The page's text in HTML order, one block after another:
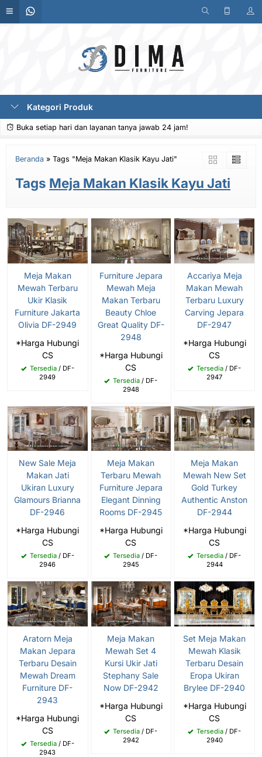
Kategori Produk
Buka setiap hari dan layanan tanya jawab 24 jam!
Beranda » Tags "Meja Makan Klasik Kayu Jati"
Tags Meja Makan Klasik Kayu Jati
Meja Makan
Mewah Terbaru
Ukir Klasik
Furniture Jakarta
Olivia DF-2949
*Harga Hubungi
CS
Tersedia/ DF-
2949
Furniture Jepara
Mewah Meja
Makan Terbaru
Beauty Chloe
Great Quality DF-
2948
*Harga Hubungi
CS
Tersedia / DF-
2948
Accariya Meja
Makan Mewah
Terbaru Luxury
Carving Jepara
DF-2947
*Harga Hubungi
CS
Tersedia / DF-
2947
New Sale Meja
Makan Jati
Ukiran Luxury
Glamours Brianna
DF-2946
*Harga Hubungi
CS
Tersedia/ DF-
2946
Meja Makan
Terbaru Mewah
Furniture Jepara
Elegant Dinning
Rooms DF-2945
*Harga Hubungi
CS
Tersedia / DF-
2945
Meja Makan
Mewah New Set
Gold Turkey
Authentic Anston
DF-2944
*Harga Hubungi
CS
Tersedia / DF-
2944
Aratorn Meja
Makan Jepara
Terbaru Desain
Mewah Dream
Furniture DF-
2943
*Harga Hubungi
CS
Tersedia/ DF-
2943
Meja Makan
Mewah Set 4
Kursi Ukir Jati
Stephany Sale
Now DF-2942
*Harga Hubungi
CS
Tersedia / DF-
2942
Set Meja Makan
Mewah Klasik
Terbaru Desain
Eropa Ukiran
Brylee DF-2940
*Harga Hubungi
CS
Tersedia / DF-
2940